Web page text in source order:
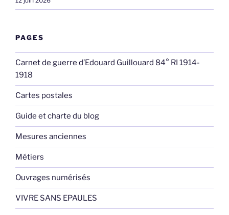
PAGES
Carnet de guerre d’Edouard Guillouard 84° RI 1914-
1918
Cartes postales
Guide et charte du blog
Mesures anciennes
Métiers
Ouvrages numérisés
VIVRE SANS EPAULES